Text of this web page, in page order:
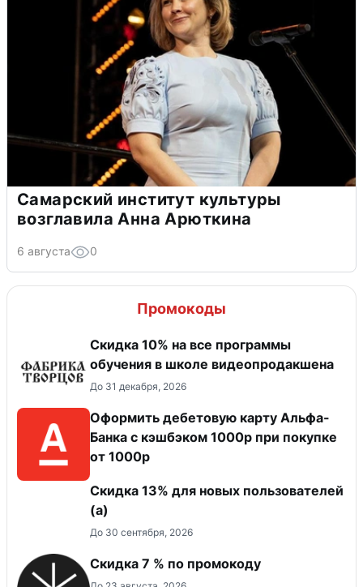
Самарский институт культуры
возглавила Анна Арюткина
6 августа 0
Промокоды
Скидка 10% на все программы
обучения в школе видеопродакшена
До 31 декабря, 2026
Оформить дебетовую карту Альфа-
Банка с кэшбэком 1000р при покупке
от 1000р
Скидка 13% для новых пользователей
(а)
До 30 сентября, 2026
Скидка 7 % по промокоду